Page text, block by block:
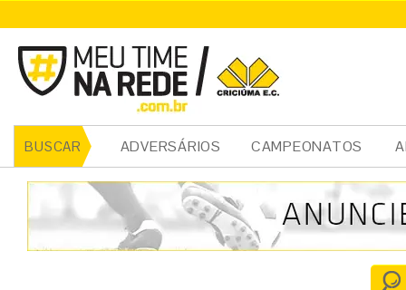
BUSCAR ADVERSÁRIOS CAMPEONATOS